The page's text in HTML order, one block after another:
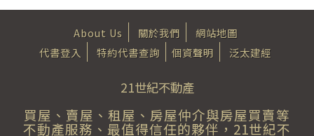
About Us 關於我們
網站地圖
代書登入
特約代書查詢 個資聲明 泛太建經
21世紀不動產
買屋、賣屋、租屋、房屋仲介與房屋買賣等
不動產服務、最值得信任的夥伴，21世紀不